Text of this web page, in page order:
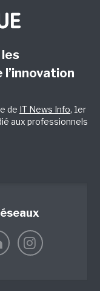
l’innovation
de IT News Info, 1er
aux professionnels